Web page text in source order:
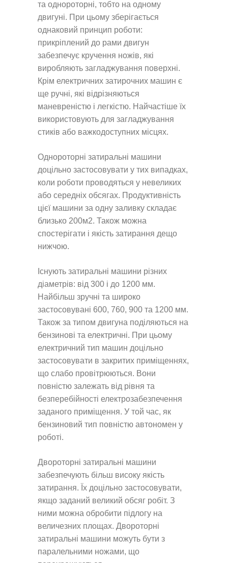
та однороторні, тобто на одному
двигуні. При цьому зберігається
однаковий принцип роботи:
прикріплений до рами двигун
забезпечує кручення ножів, які
виробляють загладжування поверхні.
Крім електричних затирочних машин є
ще ручні, які відрізняються
маневреністю і легкістю. Найчастіше їх
використовують для загладжування
стиків або важкодоступних місцях.
Однороторні затиральні машини
доцільно застосовувати у тих випадках,
коли роботи проводяться у невеликих
або середніх обсягах. Продуктивність
цієї машини за одну заливку складає
близько 200м2. Також можна
спостерігати і якість затирання дещо
нижчою.
Існують затиральні машини різних
діаметрів: від 300 і до 1200 мм.
Найбільш зручні та широко
застосовувані 600, 760, 900 та 1200 мм.
Також за типом двигуна поділяються на
бензинові та електричні. При цьому
електричний тип машин доцільно
застосовувати в закритих приміщеннях,
що слабо провітрюються. Вони
повністю залежать від рівня та
безперебійності електрозабезпечення
заданого приміщення. У той час, як
бензиновий тип повністю автономен у
роботі.
Двороторні затиральні машини
забезпечують більш високу якість
затирання. Їх доцільно застосовувати,
якщо заданий великий обсяг робіт. З
ними можна обробити підлогу на
величезних площах. Двороторні
затиральні машини можуть бути з
паралельними ножами, що